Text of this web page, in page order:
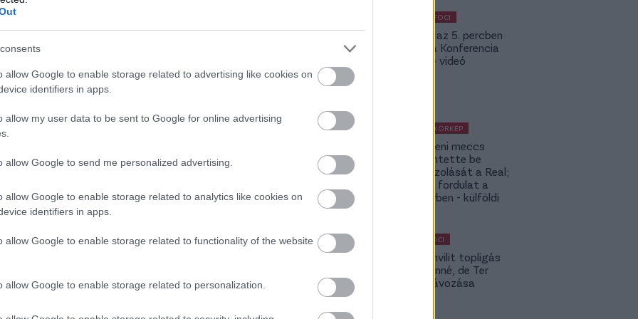
allow Google to enable storage related to advertising like cookies on
identifiers in apps.
allow my user data to be sent to Google for online advertising
allow Google to send me personalized advertising.
allow Google to enable storage related to analytics like cookies on
identifiers in apps.
allow Google to enable storage related to functionality of the website
allow Google to enable storage related to personalization.
Bergwijn, akit januárban erősen
a szezonban 12 Premier League-
(Calciomercato)
Carvalho állítólag megegyezett az Atletico
csatlakozott a gárdához az FC Portótól.
eurós kivásárlási záradékkal. (Fabrizio
kínáltak a Chelsea
A londoniak remélik, hogy a spanyol
valószínűbb, hogy Azpilicueta nyáron
Romano)
szállni a Barcelonával Noussair
szabadon igazolhatóvá válik és a Borussia
KÜLFÖLDI FOCI
Bolla már az 5. percben
betalált a Konferencia
Ligában – videó
KÜLFÖLDI KÖRKÉP
A Fradi elleni meccs
előtt jelentette be
rekordigazolását a Real;
hatalmas fordulat a
Rodri-ügyben - külföldi
MAGYAR FOCI
Yaakobishvilit topligás
csapat vinné, de Ter
Stegen távozása